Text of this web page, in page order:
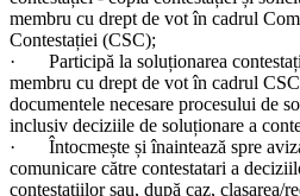
membru cu drept de vot în cadrul
Contestației (CSC);
· Participă la soluționarea
membru cu drept de vot în cadrul
documentele necesare procesului de
inclusiv deciziile de soluționare a
· Întocmește și înaintează spre
comunicare către contestatari a
contestațiilor sau, după caz, clasarea/